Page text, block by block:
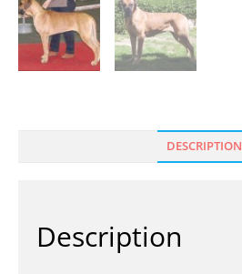
DESCRIPTION
Description